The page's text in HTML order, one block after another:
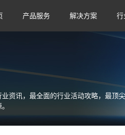
产品服务 解决方案 行
资讯，最全面的行业活动攻略，最顶